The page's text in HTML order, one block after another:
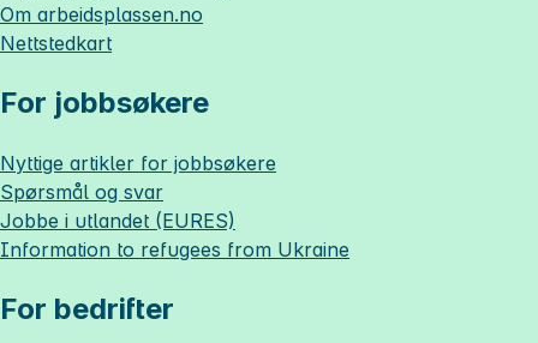
Om arbeidsplassen.no
Nettstedkart
For jobbsøkere
Nyttige artikler for jobbsøkere
Spørsmål og svar
Jobbe i utlandet (EURES)
Information to refugees from Ukraine
For bedrifter